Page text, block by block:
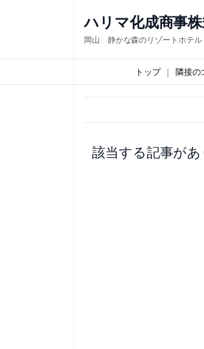
ス
キ
ハリマ化成商事
岡山 静かな森のリゾートホテル
トップ 隣接の
該当する記事があ